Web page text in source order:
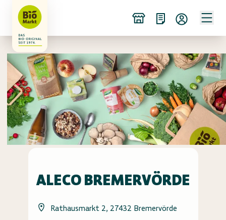
ALECO BREMERVÖRDE
Rathausmarkt 2, 27432 Bremervörde